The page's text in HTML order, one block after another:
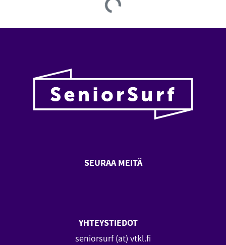
Loading...
SEURAA MEITÄ
YHTEYSTIEDOT
seniorsurf (at) vtkl.fi